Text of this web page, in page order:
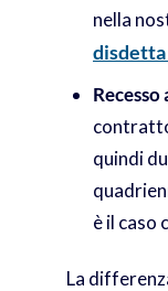
nella
quindi
è il caso
La